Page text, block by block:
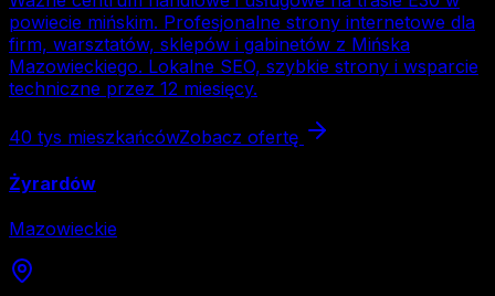
powiecie mińskim. Profesjonalne strony internetowe dla
firm, warsztatów, sklepów i gabinetów z Mińska
Mazowieckiego. Lokalne SEO, szybkie strony i wsparcie
techniczne przez 12 miesięcy.
40 tys mieszkańcówZobacz ofertę
Żyrardów
Mazowieckie